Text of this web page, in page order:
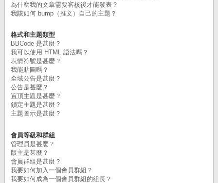
為什麼我的文章需要審核後才能發表？
我該如何 bump（推文）自己的主題？
格式和主題類型
BBCode 是甚麼？
我可以使用 HTML 語法嗎？
表情符號是甚麼？
我能貼圖嗎？
全域公告是甚麼？
公告是甚麼？
置頂主題是甚麼？
鎖定主題是甚麼？
主題圖示是甚麼？
會員等級和群組
管理員是甚麼？
版主是甚麼？
會員群組是甚麼？
我要如何加入一個會員群組？
我要如何成為一個會員群組的組長？